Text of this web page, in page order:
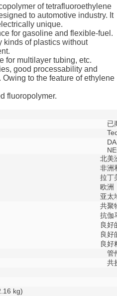
of tetrafluoroethylene
to automotive industry. It
unique.
for gasoline and flexible-fuel.
kinds of plastics without
for multilayer tubing, etc.
good processability and
to the feature of ethylene
fluoropolymer.
已
北美
非洲
拉丁
欧洲
亚太
共聚
抗伽
良好
良好
良好
管
共
kg)